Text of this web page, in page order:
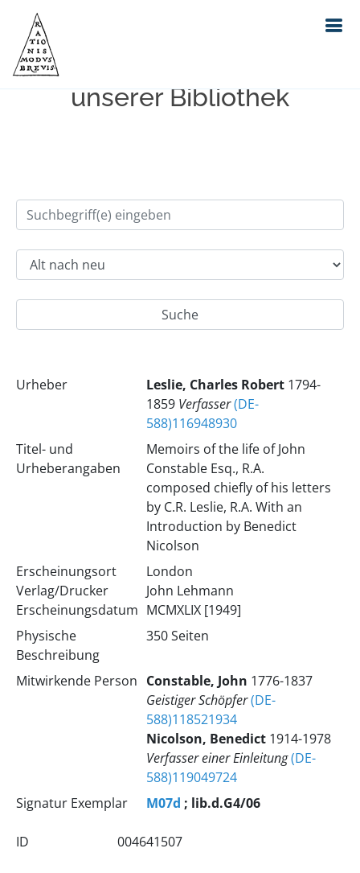
Einfache Suche im Bestand
unserer Bibliothek
Urheber Leslie, Charles Robert 1794-
1859 Verfasser(DE-
588)116948930
Titel- und
Urheberangaben
Memoirs of the life of John
Constable Esq., R.A.
composed chiefly of his letters
by C.R. Leslie, R.A. With an
Introduction by Benedict
Nicolson
Erscheinungsort
Verlag/Drucker
Erscheinungsdatum
London
John Lehmann
MCMXLIX [1949]
Physische
Beschreibung
350 Seiten
Mitwirkende Person Constable, John 1776-1837
Geistiger Schöpfer(DE-
588)118521934
Nicolson, Benedict 1914-1978
Verfasser einer Einleitung(DE-
588)119049724
Signatur Exemplar
M07d ; lib.d.G4/06
ID 004641507